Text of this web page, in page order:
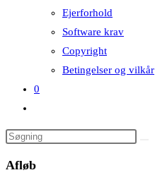
Ejerforhold
Software krav
Copyright
Betingelser og vilkår
0
search
Afløb